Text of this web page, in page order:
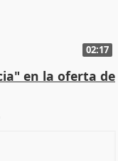
02:17
en la oferta de